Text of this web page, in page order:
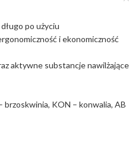
po użyciu
i ekonomiczność
aktywne substancje nawilżające
brzoskwinia, KON – konwalia, AB